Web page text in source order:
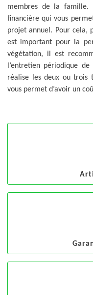
membres de la famille.
financière qui vous
projet annuel. Pour cela,
est important pour la
végétation, il est
l’entretien périodique
réalise les deux ou trois
vous permet d’avoir un